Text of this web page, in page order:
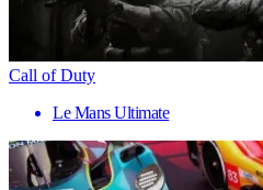
Call of Duty
Le Mans Ultimate